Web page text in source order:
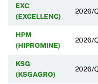
EXC
(EXCELLENC)
2026/
HPM
(HIPROMINE)
2026/
KSG
(KSGAGRO)
2026/